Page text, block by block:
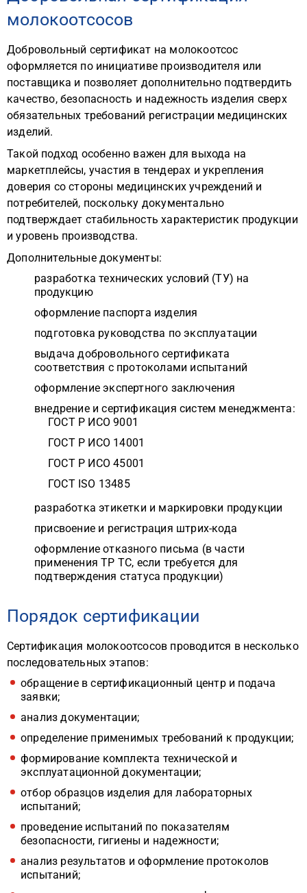
молокоотсосов
Добровольный сертификат на молокоотсос
оформляется по инициативе производителя или
поставщика и позволяет дополнительно подтвердить
качество, безопасность и надежность изделия сверх
обязательных требований регистрации медицинских
изделий.
Такой подход особенно важен для выхода на
маркетплейсы, участия в тендерах и укрепления
доверия со стороны медицинских учреждений и
потребителей, поскольку документально
подтверждает стабильность характеристик продукции
и уровень производства.
Дополнительные документы:
разработка технических условий (ТУ) на
продукцию
оформление паспорта изделия
подготовка руководства по эксплуатации
выдача добровольного сертификата
соответствия с протоколами испытаний
оформление экспертного заключения
внедрение и сертификация систем менеджмента:
ГОСТ Р ИСО 9001
ГОСТ Р ИСО 14001
ГОСТ Р ИСО 45001
ГОСТ ISO 13485
разработка этикетки и маркировки продукции
присвоение и регистрация штрих-кода
оформление отказного письма (в части
применения ТР ТС, если требуется для
подтверждения статуса продукции)
Порядок сертификации
Сертификация молокоотсосов проводится в несколько
последовательных этапов:
обращение в сертификационный центр и подача
заявки;
анализ документации;
определение применимых требований к продукции;
формирование комплекта технической и
эксплуатационной документации;
отбор образцов изделия для лабораторных
испытаний;
проведение испытаний по показателям
безопасности, гигиены и надежности;
анализ результатов и оформление протоколов
испытаний;